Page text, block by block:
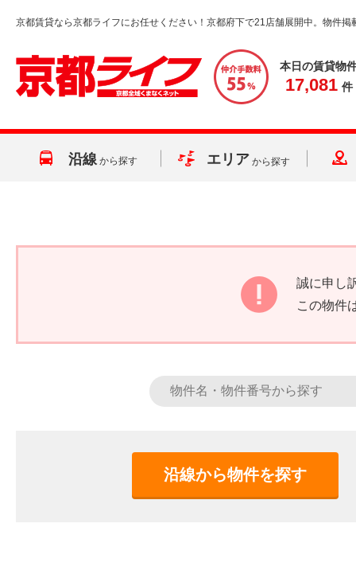
京都賃貸なら京都ライフにお任せください！京都府下で21店舗展開中。物件掲
本日の賃貸物
17,081 件
沿線 から探す エリア から探す
誠に申し
この物件
沿線から物件を探す